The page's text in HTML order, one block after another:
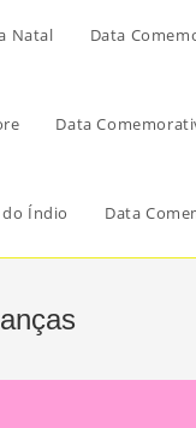
Natal Data
Data
Índio Data